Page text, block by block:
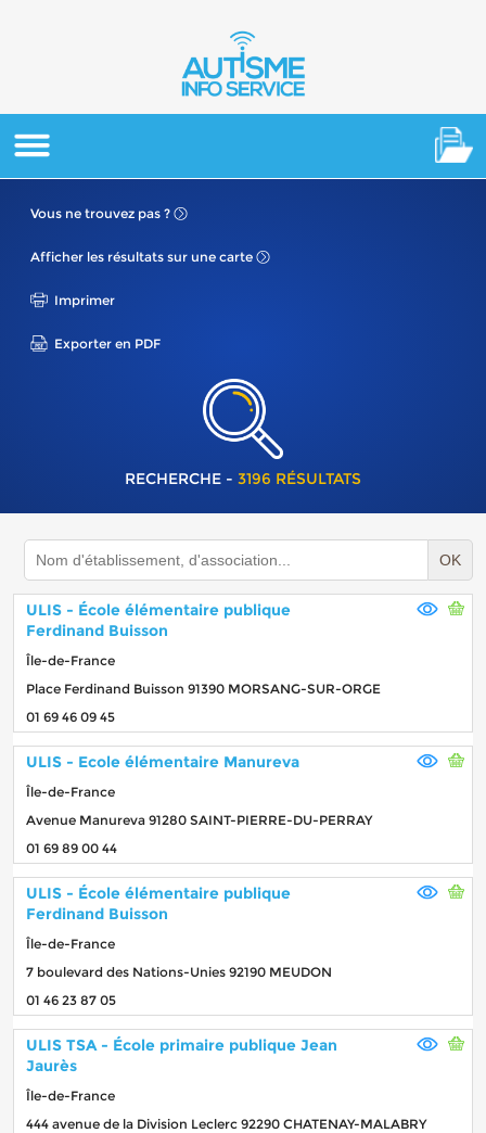
Vous ne trouvez pas ?
Afficher les résultats sur une carte
Imprimer
Exporter en PDF
RECHERCHE - 3196 RÉSULTATS
OK
ULIS - École élémentaire publique
Ferdinand Buisson
Île-de-France
Place Ferdinand Buisson 91390 MORSANG-SUR-ORGE
01 69 46 09 45
ULIS - Ecole élémentaire Manureva
Île-de-France
Avenue Manureva 91280 SAINT-PIERRE-DU-PERRAY
01 69 89 00 44
ULIS - École élémentaire publique
Ferdinand Buisson
Île-de-France
7 boulevard des Nations-Unies 92190 MEUDON
01 46 23 87 05
ULIS TSA - École primaire publique Jean
Jaurès
Île-de-France
444 avenue de la Division Leclerc 92290 CHATENAY-MALABRY